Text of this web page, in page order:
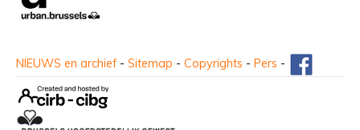
NIEUWS en archief - Sitemap - Copyrights - Pers -